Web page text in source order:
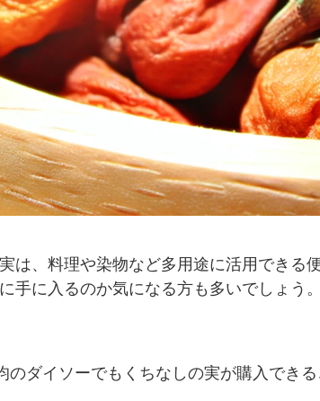
は、料理や染物など多用途に活用できる
手に入るのか気になる方も多いでしょう。
のダイソーでもくちなしの実が購入でき